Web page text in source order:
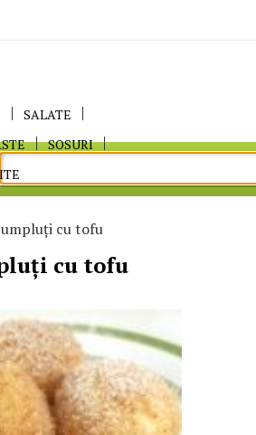
SALATE
SOSURI
cu tofu
cu tofu